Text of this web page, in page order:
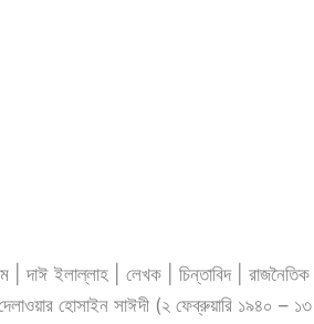
| দাঈ ইলাল্লাহ | লেখক | চিন্তাবিদ | রাজনৈতিক
হোসাইন সাঈদী (২ ফেব্রুয়ারি ১৯৪০ –